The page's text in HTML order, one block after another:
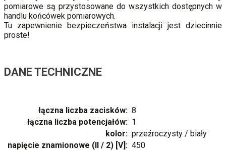
pomiarowe są przystosowane do wszystkich dostępnych w
handlu końcówek pomiarowych.
Tu zapewnienie bezpieczeństwa instalacji jest dziecinnie
proste!
DANE TECHNICZNE
łączna liczba zacisków: 8
łączna liczba potencjałów: 1
kolor: przeźroczysty / biały
napięcie znamionowe (II / 2) [V]: 450